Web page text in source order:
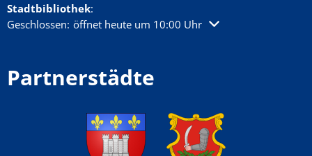
Stadtbibliothek:
Klicken, um weitere Öffnungs- oder Schließzeiten auszublenden
Geschlossen: öffnet heute um 10:00 Uhr
Partnerstädte